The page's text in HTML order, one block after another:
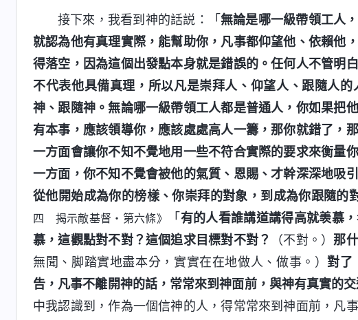
接下來，我看到神的話説：「無論是哪一級帶領工人
就認為他有真理實際，能幫助你，凡事都仰望他、依賴他
得落空，因為這個出發點本身就是錯誤的。任何人不管明
不代表他具備真理，所以凡是崇拜人、仰望人、跟隨人
神、跟隨神。無論哪一級帶領工人都是普通人，你如果把
有本事，應該領導你，應該處處高人一籌，那你就錯了，
一方面會讓你不知不覺地用一些不符合實際的要求來衡量
一方面，你不知不覺會被他的氣質、恩賜、才幹深深地吸
從他開始成為你的榜樣、你崇拜的對象，到成為你跟隨的
四 揭示敵基督・第六條》
「 有的人看誰講道講得高就羡慕
慕，這觀點對不對？這個追求目標對不對？
（不對。） 那
無聞、脚踏實地盡本分，實實在在地做人、做事。）對了
告，凡事不離開神的話，常常來到神面前，與神有真實的
中我認識到，作為一個信神的人，得常常來到神面前，凡